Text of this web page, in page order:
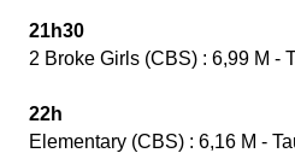
21h30
2 Broke Girls (CBS) : 6,99 M -
22h
Elementary (CBS) : 6,16 M -